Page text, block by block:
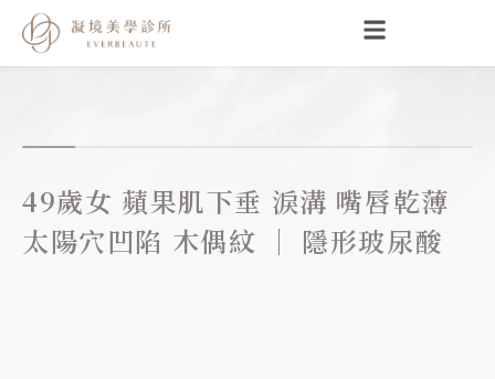
主
49歲女 蘋果肌下垂 淚溝 嘴唇乾薄
太陽穴凹陷 木偶紋 ｜ 隱形玻尿酸